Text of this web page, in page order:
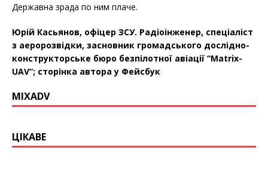
Державна зрада по ним плаче.
Юрій Касьянов, офіцер ЗСУ. Радіоінженер, спеціаліст
з аеророзвідки, засновник громадського дослідно-
конструкторське бюро безпілотної авіації “Matrix-
UAV”; сторінка автора у Фейсбук
MIXADV
ЦІКАВЕ